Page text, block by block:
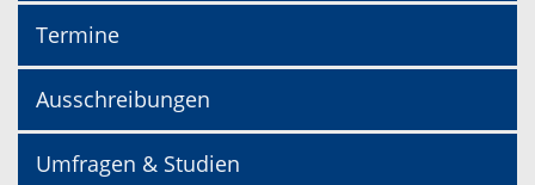
Termine
Ausschreibungen
Umfragen & Studien